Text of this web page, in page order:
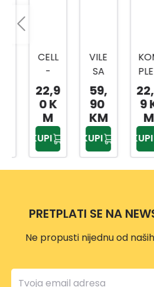
CELL
FAST
OŠTR
ZA
NOŽE
VE,SJ
EKIRE
22,9
0 K
VILE
ZUPC
DRŠK
OM
59,
KM
KUPI
KOM
PLET
ZA
OŠTR
LANC
MOT
ORN
VP114
22,9
9 K
PRETPLATI SE NA
Ne propusti nijednu od